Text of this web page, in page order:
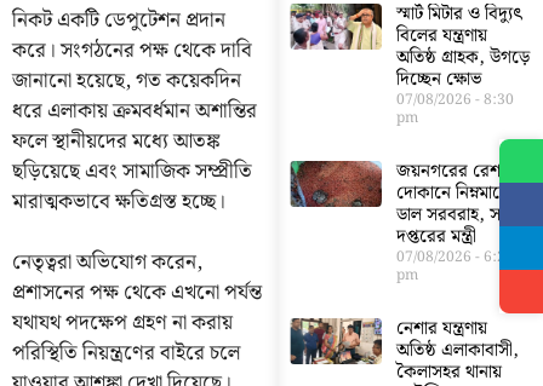
নিকট একটি ডেপুটেশন প্রদান
করে। সংগঠনের পক্ষ থেকে দাবি
জানানো হয়েছে, গত কয়েকদিন
ধরে এলাকায় ক্রমবর্ধমান অশান্তির
ফলে স্থানীয়দের মধ্যে আতঙ্ক
ছড়িয়েছে এবং সামাজিক সম্প্রীতি
মারাত্মকভাবে ক্ষতিগ্রস্ত হচ্ছে।
নেতৃত্বরা অভিযোগ করেন,
প্রশাসনের পক্ষ থেকে এখনো পর্যন্ত
যথাযথ পদক্ষেপ গ্রহণ না করায়
পরিস্থিতি নিয়ন্ত্রণের বাইরে চলে
স্মার্ট মিটার ও বিদ্যুৎ
বিলের যন্ত্রণায়
অতিষ্ঠ গ্রাহক, উগড়ে
দিচ্ছেন ক্ষোভ
07/08/2026 8:30
pm
জয়নগরের রেশন
দোকানে নিম্নমানের
ডাল সরবরাহ, সরব
দপ্তরের মন্ত্রী
07/08/2026 6:23
pm
নেশার যন্ত্রণায়
অতিষ্ঠ এলাকাবাসী,
কৈলাসহর থানায়